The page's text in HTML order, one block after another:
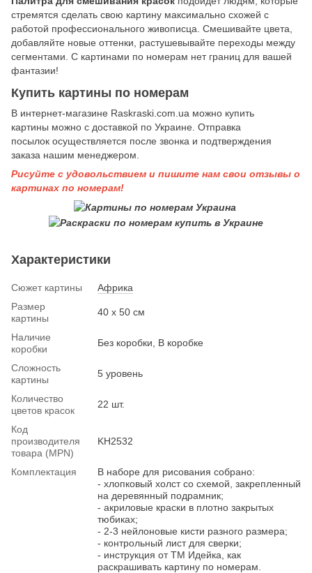
стремятся сделать свою картину максимально схожей с
работой профессионального живописца. Смешивайте цвета,
добавляйте новые оттенки, растушевывайте переходы между
сегментами. С картинами по номерам нет границ для вашей
фантазии!
Купить картины по номерам
В интернет-магазине Raskraski.com.ua можно купить
картины можно с доставкой по Украине. Отправка
посылок осуществляется после звонка и подтверждения
заказа нашим менеджером.
Рисуйте с удовольствием и пишите нам свои отзывы о
картинах по номерам!
Характеристики
Сюжет картины
Африка
Размер
картины
40 х 50 см
Наличие
коробки
Без коробки, В коробке
Сложность
картины
5 уровень
Количество
цветов красок
22 шт.
Код
производителя
товара (MPN)
KH2532
Комплектация
В наборе для рисования собрано:
- хлопковый холст со схемой, закрепленный
на деревянный подрамник;
- акриловые краски в плотно закрытых
тюбиках;
- 2-3 нейлоновые кисти разного размера;
- контрольный лист для сверки;
- инструкция от ТМ Идейка, как
раскрашивать картину по номерам.